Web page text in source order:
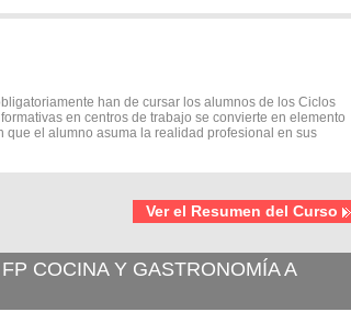
han de cursar los alumnos de los Ciclos
en centros de trabajo se convierte en elemento
el alumno asuma la realidad profesional en sus
Ver el Resumen del Curso
COCINA Y GASTRONOMÍA A